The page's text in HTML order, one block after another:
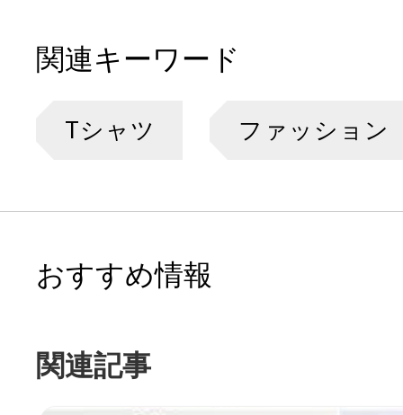
関連キーワード
Tシャツ ファッション
おすすめ情報
関連記事